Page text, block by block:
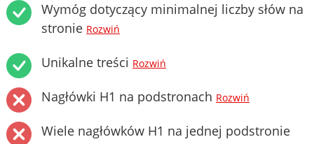
Wymóg dotyczący minimalnej liczby słów na
stronie Rozwiń
Unikalne treści Rozwiń
Nagłówki H1 na podstronach Rozwiń
Wiele nagłówków H1 na jednej podstronie